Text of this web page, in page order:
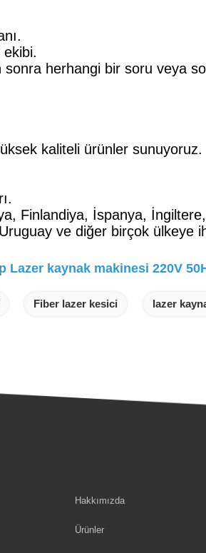
sonra herhangi bir soru veya
kaliteli ürünler sunuyoruz.
Finlandiya, İspanya,
ve diğer birçok ülkeye
Lazer kaynak makinesi 220V
Fiber lazer kesici lazer
Hakkımızda
Ürünler